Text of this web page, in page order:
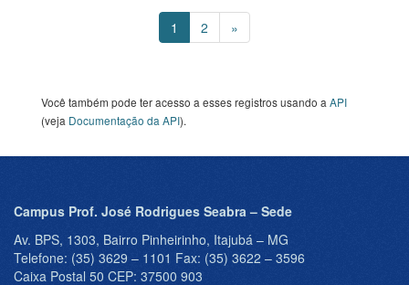
1 2 »
Você também pode ter acesso a esses registros usando a API
(veja Documentação da API).
Campus Prof. José Rodrigues Seabra – Sede
Av. BPS, 1303, Bairro Pinheirinho, Itajubá – MG
Telefone: (35) 3629 – 1101 Fax: (35) 3622 – 3596
Caixa Postal 50 CEP: 37500 903